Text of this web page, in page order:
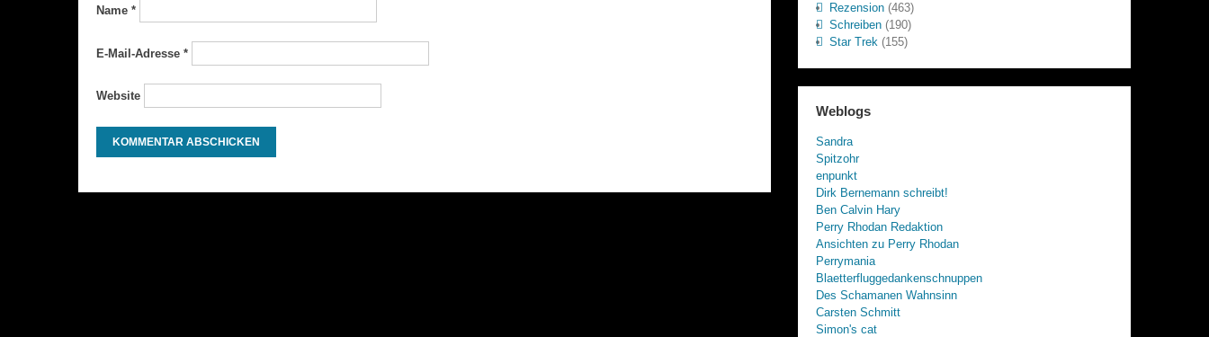
Name *
E-Mail-Adresse *
Website
Rezension(463)
Schreiben(190)
Star Trek(155)
Weblogs
Sandra
Spitzohr
enpunkt
Dirk Bernemann schreibt!
Ben Calvin Hary
Perry Rhodan Redaktion
Ansichten zu Perry Rhodan
Perrymania
Blaetterfluggedankenschnuppen
Des Schamanen Wahnsinn
Carsten Schmitt
Simon's cat